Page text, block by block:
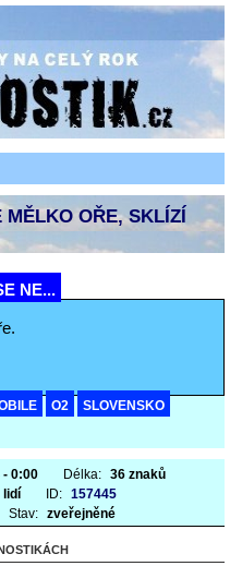
MĚLKO OŘE, SKLÍZÍ
NE...
O2 SLOVENSKO
- 0:00 Délka: 36 znaků
lidí ID: 157445
Stav: zveřejněné